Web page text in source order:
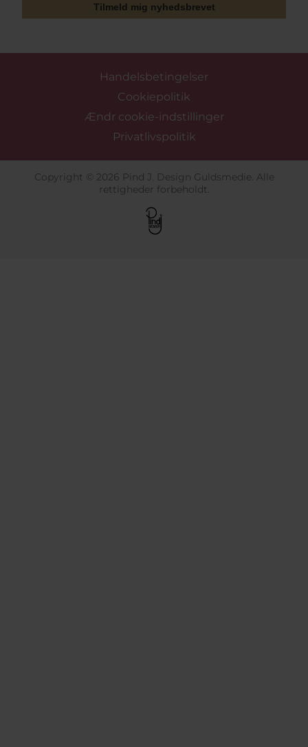
Tilmeld mig nyhedsbrevet
Handelsbetingelser
Cookiepolitik
Ændr cookie-indstillinger
Privatlivspolitik
Copyright © 2026 Pind J. Design Guldsmedie. Alle
rettigheder forbeholdt.